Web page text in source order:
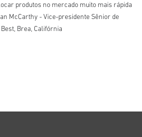
produtos no mercado muito mais rápida
McCarthy - Vice-presidente Sênior de
Brea, Califórnia